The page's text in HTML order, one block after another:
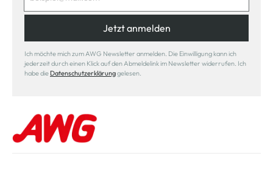
Jetzt anmelden
Ich möchte mich zum AWG Newsletter anmelden. Die Einwilligung kann ich
jederzeit durch einen Klick auf den Abmeldelink im Newsletter widerrufen. Ich
habe die Datenschutzerklärunggelesen.